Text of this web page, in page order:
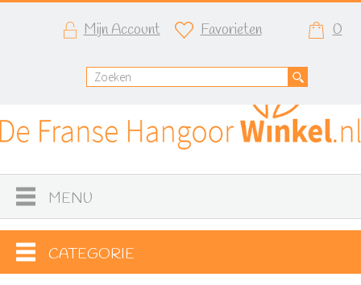
Mijn Account Favorieten 0
MENU
CATEGORIE